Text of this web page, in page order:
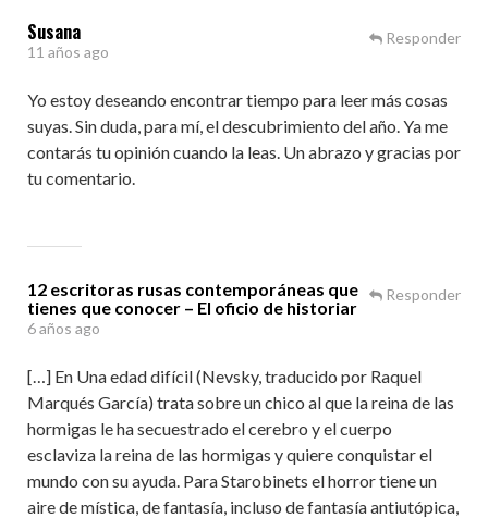
Susana
11 años ago
Yo estoy deseando encontrar tiempo para leer más cosas
suyas. Sin duda, para mí, el descubrimiento del año. Ya me
contarás tu opinión cuando la leas. Un abrazo y gracias por
tu comentario.
Responder
12 escritoras rusas contemporáneas que
tienes que conocer – El oficio de historiar
6 años ago
[…] En Una edad difícil (Nevsky, traducido por Raquel
Marqués García) trata sobre un chico al que la reina de las
hormigas le ha secuestrado el cerebro y el cuerpo
esclaviza la reina de las hormigas y quiere conquistar el
mundo con su ayuda. Para Starobinets el horror tiene un
aire de mística, de fantasía, incluso de fantasía antiutópica,
Responder